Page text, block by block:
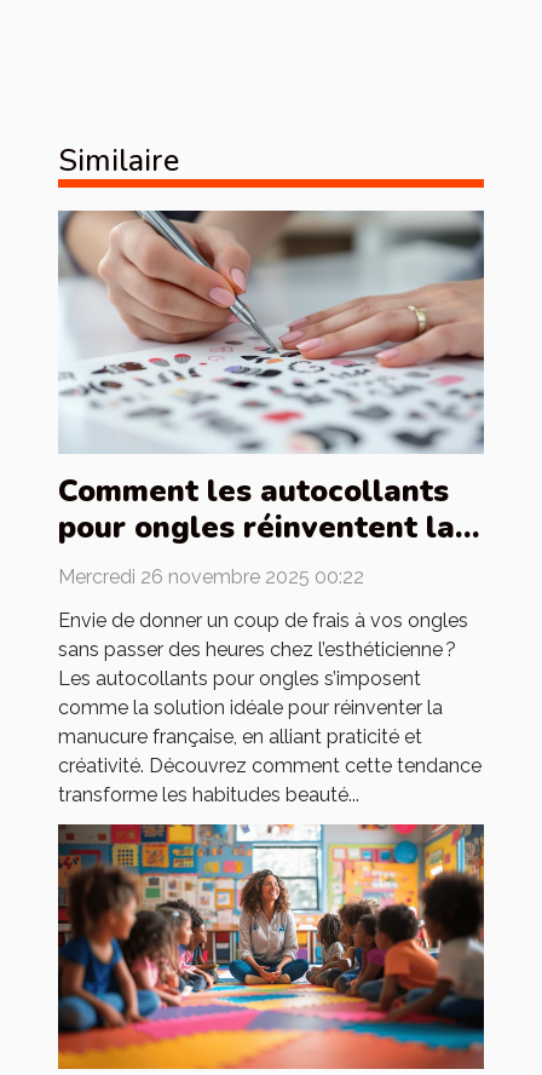
Similaire
Comment les autocollants
pour ongles réinventent la
manucure française ?
Mercredi 26 novembre 2025 00:22
Envie de donner un coup de frais à vos ongles
sans passer des heures chez l’esthéticienne ?
Les autocollants pour ongles s’imposent
comme la solution idéale pour réinventer la
manucure française, en alliant praticité et
créativité. Découvrez comment cette tendance
transforme les habitudes beauté...